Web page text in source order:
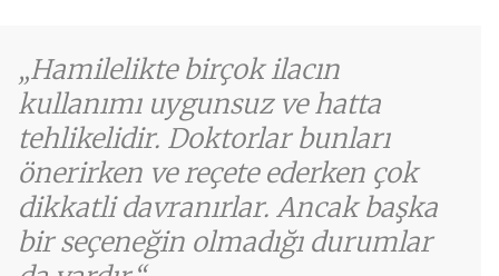
Hamilelikte birçok ilacın
kullanımı uygunsuz ve hatta
tehlikelidir. Doktorlar bunları
önerirken ve reçete ederken çok
dikkatli davranırlar. Ancak başka
bir seçeneğin olmadığı durumlar